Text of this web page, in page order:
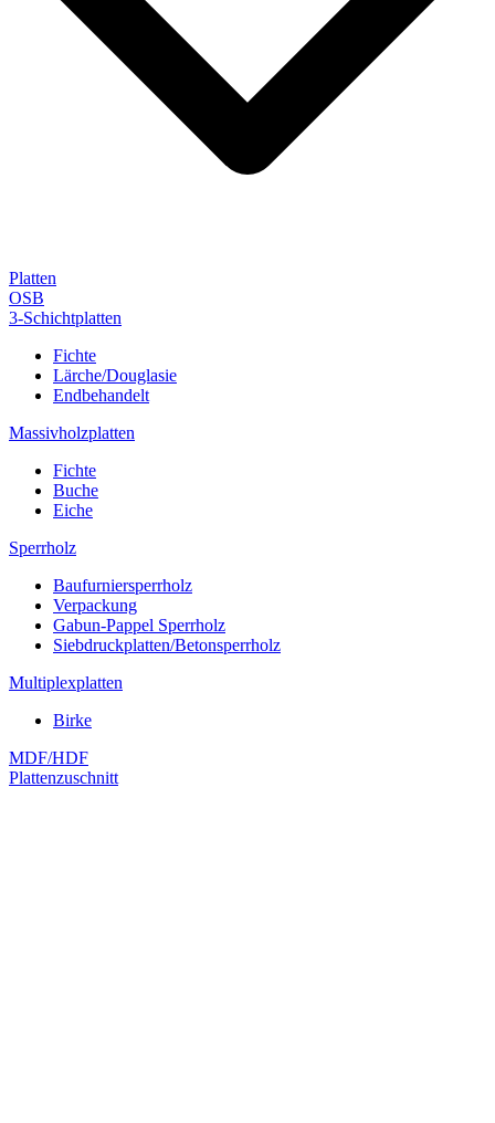
Platten
OSB
3-Schichtplatten
Fichte
Lärche/Douglasie
Endbehandelt
Massivholzplatten
Fichte
Buche
Eiche
Sperrholz
Baufurniersperrholz
Verpackung
Gabun-Pappel Sperrholz
Siebdruckplatten/Betonsperrholz
Multiplexplatten
Birke
MDF/HDF
Plattenzuschnitt